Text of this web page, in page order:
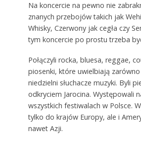
Na koncercie na pewno nie
znanych przebojów takich jak
Whisky, Czerwony jak cegła czy
tym koncercie po prostu trzeba
Połączyli rocka, bluesa, reggae,
piosenki, które uwielbiają
niedzielni słuchacze muzyki. Byli
odkryciem Jarocina. Występowali
wszystkich festiwalach w Polsce.
tylko do krajów Europy, ale i
nawet Azji.